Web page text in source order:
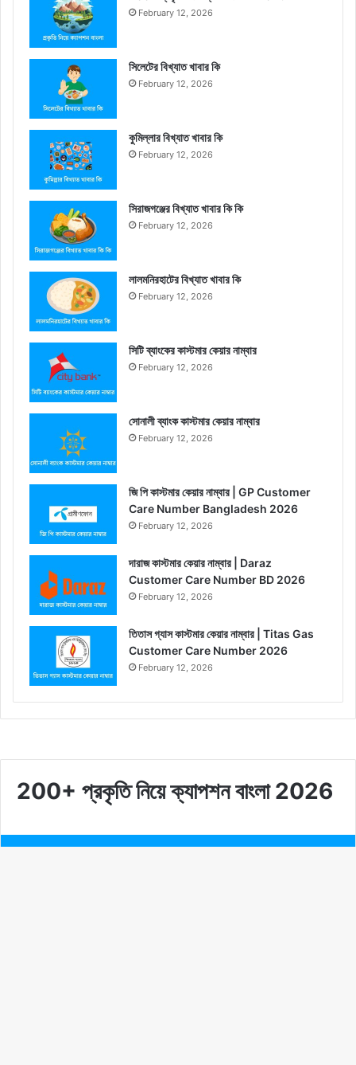
February 12, 2026
সিলেটের বিখ্যাত খাবার কি
February 12, 2026
কুমিল্লার বিখ্যাত খাবার কি
February 12, 2026
সিরাজগঞ্জের বিখ্যাত খাবার কি কি
February 12, 2026
লালমনিরহাটের বিখ্যাত খাবার কি
February 12, 2026
সিটি ব্যাংকের কাস্টমার কেয়ার নাম্বার
February 12, 2026
সোনালী ব্যাংক কাস্টমার কেয়ার নাম্বার
February 12, 2026
জি পি কাস্টমার কেয়ার নাম্বার | GP Customer
Care Number Bangladesh 2026
February 12, 2026
দারাজ কাস্টমার কেয়ার নাম্বার | Daraz
Customer Care Number BD 2026
February 12, 2026
তিতাস গ্যাস কাস্টমার কেয়ার নাম্বার | Titas Gas
Customer Care Number 2026
February 12, 2026